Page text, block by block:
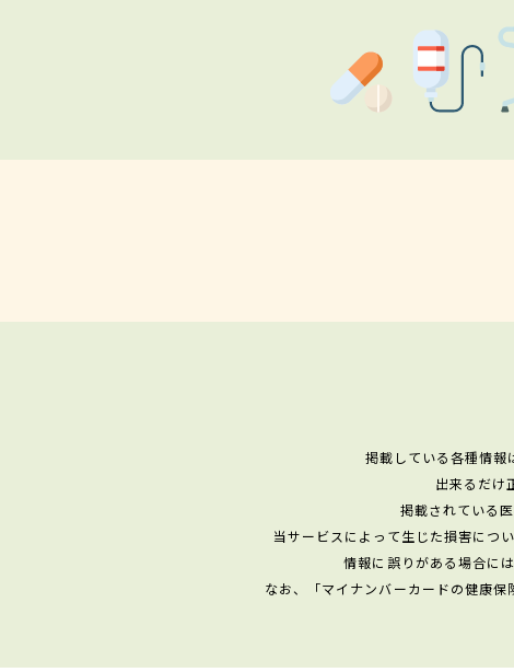
掲載している各種情報
出来るだけ
掲載されている
当サービスによって生じた損害につ
情報に誤りがある場合に
なお、「マイナンバーカードの健康保